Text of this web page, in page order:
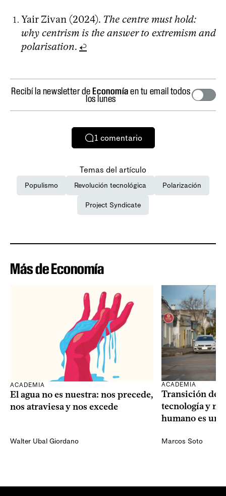
Yair Zivan (2024). The centre must hold:
why centrism is the answer to extremism and
polarisation. ↩
Recibí la newsletter deEconomíaen tu email todos
los lunes
1 comentario
Temas del artículo
Populismo Revolución tecnológica Polarización
Project Syndicate
Más de Economía
ACADEMIA
El agua no es nuestra: nos precede,
nos atraviesa y nos excede
Walter Ubal Giordano
ACADEMIA
Transición
tecnología y
humano es
Marcos Soto